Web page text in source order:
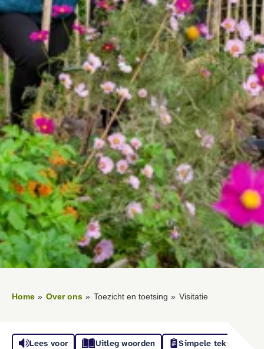
Home Over ons Toezicht en toetsing Visitatie
Lees voor Uitleg woorden
Simpele tekst